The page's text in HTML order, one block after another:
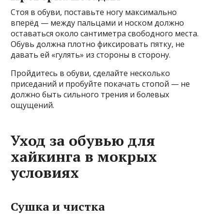
Стоя в обуви, поставьте ногу максимально
вперёд — между пальцами и носком должно
оставаться около сантиметра свободного места.
Обувь должна плотно фиксировать пятку, не
давать ей «гулять» из стороны в сторону.
Пройдитесь в обуви, сделайте несколько
приседаний и пробуйте покачать стопой — не
должно быть сильного трения и болевых
ощущений.
Уход за обувью для
хайкинга в мокрых
условиях
Сушка и чистка